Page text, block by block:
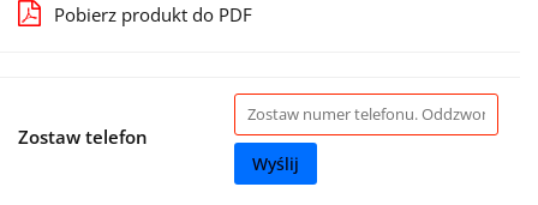
Pobierz produkt do PDF
Zostaw telefon
Wyślij